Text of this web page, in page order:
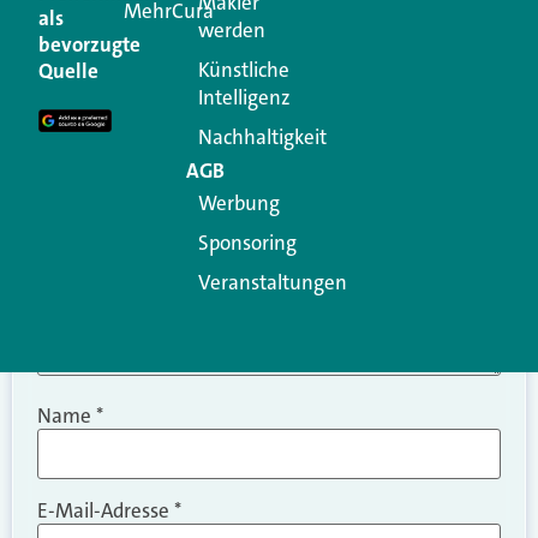
Ihre E-Mail-Adresse wird nicht veröffentlicht.
Erforderliche Felder sind mit
Kommentar
Name *
E-Mail-Adresse *
als
bevorzugte
Quelle
MehrCura
werden
Künstliche
Intelligenz
Nachhaltigkeit
AGB
Werbung
Sponsoring
Veranstaltungen